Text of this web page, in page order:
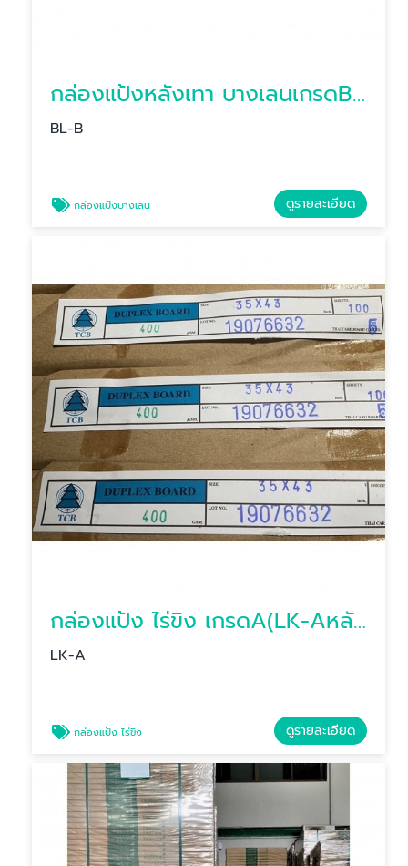
กล่องแป้งหลังเทา บางเลนเกรดB(BL-Bหลังเทา)
BL-B
กล่องแป้งบางเลน ดูรายละเอียด
กล่องแป้ง ไร่ขิง เกรดA(LK-Aหลังเทา)
LK-A
กล่องแป้ง ไร่ขิง ดูรายละเอียด